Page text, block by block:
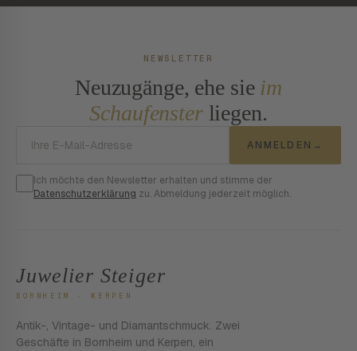
NEWSLETTER
Neuzugänge, ehe sie im
Schaufensterliegen.
ANMELDEN →
Ich möchte den Newsletter erhalten und stimme der
Datenschutzerklärung zu. Abmeldung jederzeit möglich.
Juwelier Steiger
BORNHEIM · KERPEN
Antik-, Vintage- und Diamantschmuck. Zwei
Geschäfte in Bornheim und Kerpen, ein